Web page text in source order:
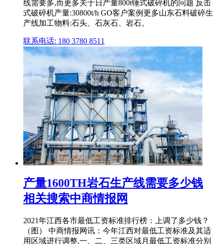
线需要多,而更多关于日产量800t锤式破碎机的问题 反击
式破碎机产量:30800t/h GO客户案例更多山东石料破碎生
产线加工物料:石头、石灰石、岩石。
联系电话: 180 3780 8511
产量1600TH岩石生产线需要多少钱
相关搜索中商情报网
2021年江西各市最低工资标准排行榜：上调了多少钱？
（图） 中商情报网讯：今年江西对最低工资标准及其适
用区域进行调整,一、二、三类区域月最低工资标准分别